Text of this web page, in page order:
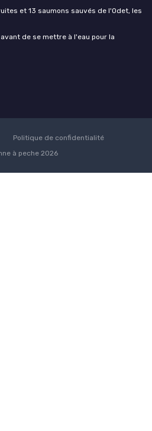
et 13 saumons sauvés de l'Odet, les
de se mettre à l'eau pour la
Politique de confidentialité
à peche 2026